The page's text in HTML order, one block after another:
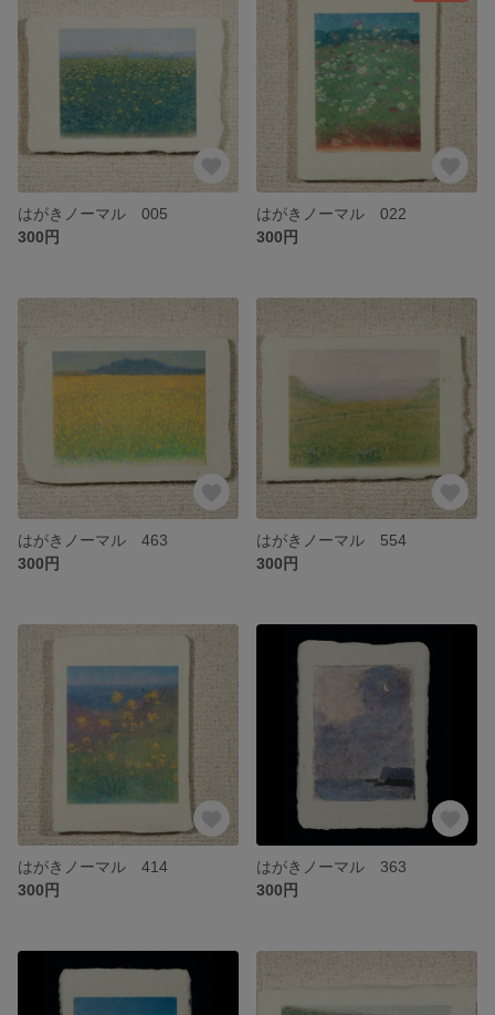
はがきノーマル 005
300円
はがきノーマル 022
300円
はがきノーマル 463
300円
はがきノーマル 554
300円
はがきノーマル 414
300円
はがきノーマル 363
300円